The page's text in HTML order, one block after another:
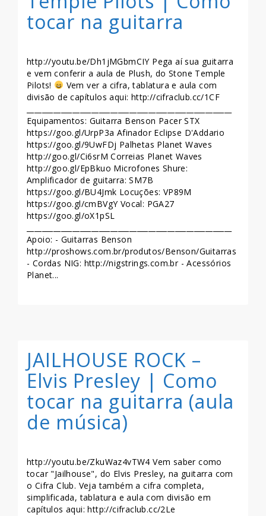
tocar na guitarra
http://youtu.be/Dh1jMGbmCIY Pega aí sua guitarra
e vem conferir a aula de Plush, do Stone Temple
Pilots!
divisão de capítulos aqui: http://cifraclub.cc/1CF
Equipamentos: Guitarra Benson Pacer STX
https://goo.gl/UrpP3a Afinador Eclipse D'Addario
https://goo.gl/9UwFDj Palhetas Planet Waves
http://goo.gl/Ci6srM Correias Planet Waves
http://goo.gl/EpBkuo Microfones Shure:
Amplificador de guitarra: SM7B
https://goo.gl/BU4Jmk Locuções: VP89M
https://goo.gl/cmBVgY Vocal: PGA27
https://goo.gl/oX1pSL
Apoio: - Guitarras Benson
http://proshows.com.br/produtos/Benson/Guitarras
- Cordas NIG: http://nigstrings.com.br - Acessórios
Planet...
JAILHOUSE ROCK –
Elvis Presley | Como
tocar na guitarra (aula
de música)
http://youtu.be/ZkuWaz4vTW4 Vem saber como
tocar "Jailhouse", do Elvis Presley, na guitarra com
o Cifra Club. Veja também a cifra completa,
simplificada, tablatura e aula com divisão em
capítulos aqui: http://cifraclub.cc/2Le